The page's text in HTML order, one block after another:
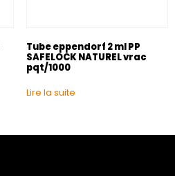
Tube eppendorf 2 ml PP
SAFELOCK NATUREL vrac
pqt/1000
Lire la suite